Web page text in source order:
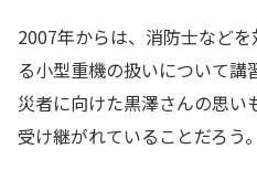
2007年からは、消防士など
る小型重機の扱いについて
災者に向けた黒澤さんの思い
受け継がれていることだろう。